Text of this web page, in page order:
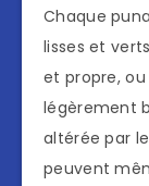
Chaque
lisses et
et propre,
légèrement
altérée par
peuvent